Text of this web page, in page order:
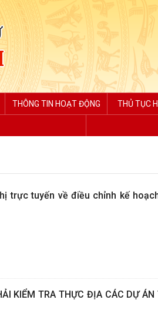
THÔNG TIN HOẠT ĐỘNG THỦ TỤC
trực tuyến về điều chỉnh kế
KIỂM TRA THỰC ĐỊA CÁC DỰ